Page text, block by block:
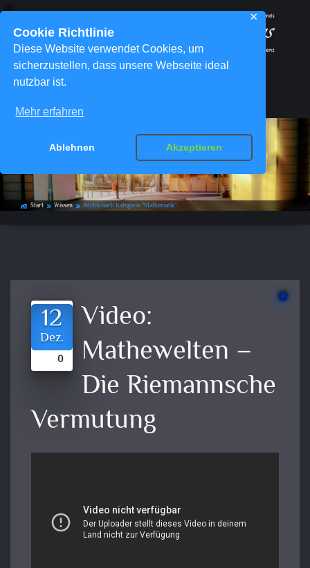
Cookie Richtlinie
Diese Website verwendet Cookies, um
sicherzustellen, dass unsere Webseite ideal
nutzbar ist.
Mehr erfahren
Ablehnen Akzeptieren
✕
Kategorie-Archiv:Mathematik
home_work Start double_arrow Wissen double_arrow Archiv nach Kategorie "Mathematik"
12
Dez.
0
Video:
Mathewelten –
Die Riemannsche
Vermutung